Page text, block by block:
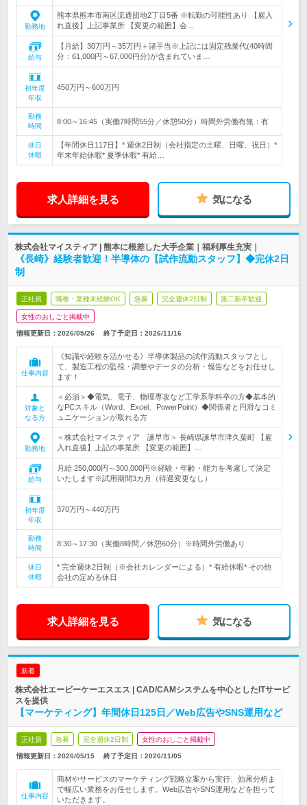
勤務地
熊本県熊本市南区流通団地2丁目5番 ※転勤の可能性あり 【雇入
れ直後】上記事業所 【変更の範囲】会…
給与
【月給】30万円～35万円＋諸手当※上記には固定残業代(40時間
分：61,000円～67,000円分)が含まれていま…
初年度
年収
450万円～600万円
勤務
時間
8:00～16:45（実働7時間55分／休憩50分）時間外労働有無：有
休日
休暇
【年間休日117日】* 週休2日制（会社指定の土曜、日曜、祝日）*
年末年始休暇* 夏季休暇* 有給…
求人詳細を見る 気になる
株式会社マイスティア | 熊本に根差した大手企業｜福利厚生充実｜
《長崎》経験者歓迎！半導体の【試作流動スタッフ】◆完休2日
制
正社員 職種・業種未経験OK 急募 完全週休2日制 第二新卒歓迎
女性のおしごと掲載中
情報更新日：2026/05/26 終了予定日： 2026/11/16
仕事内容
《知識や経験を活かせる》半導体製品の試作流動スタッフとし
て、製造工程の監視・調整やデータの分析・報告などをお任せし
ます！
対象と
なる方
＜必須＞◆電気、電子、物理専攻など工学系学科卒の方◆基本的
なPCスキル（Word、Excel、PowerPoint）◆関係者と円滑なコミ
ュニケーションが取れる方
勤務地
＜株式会社マイスティア 諫早市＞ 長崎県諫早市津久葉町 【雇
入れ直後】上記の事業所 【変更の範囲】…
給与
月給 250,000円～300,000円※経験・年齢・能力を考慮して決定
いたします※試用期間3カ月（待遇変更なし）
初年度
年収
370万円～440万円
勤務
時間
8:30～17:30（実働8時間／休憩60分）※時間外労働あり
休日
休暇
* 完全週休2日制（※会社カレンダーによる）* 有給休暇* その他
会社の定める休日
求人詳細を見る 気になる
新着
株式会社エービーケーエスエス | CAD/CAMシステムを中心としたITサービ
スを提供
【マーケティング】年間休日125日／Web広告やSNS運用など
正社員 急募 完全週休2日制 女性のおしごと掲載中
情報更新日：2026/05/15 終了予定日： 2026/11/05
仕事内容
商材やサービスのマーケティング戦略立案から実行、効果分析ま
で幅広い業務をお任せします。Web広告やSNS運用などを担って
いただきます。